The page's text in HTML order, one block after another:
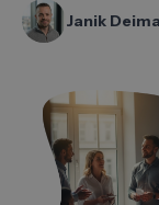
Janik